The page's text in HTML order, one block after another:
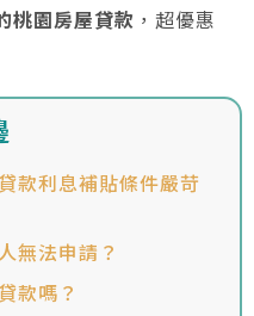
桃園房屋貸款 ，超優惠
款利息補貼條件嚴苛
無法申請？
款嗎？